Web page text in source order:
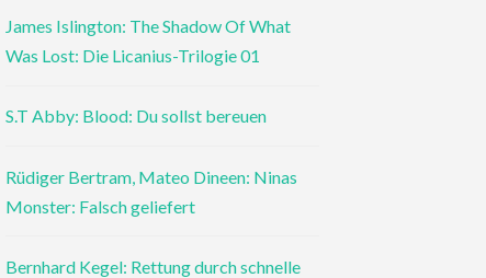
James Islington: The Shadow Of What
Was Lost: Die Licanius-Trilogie 01
S.T Abby: Blood: Du sollst bereuen
Rüdiger Bertram, Mateo Dineen: Ninas
Monster: Falsch geliefert
Bernhard Kegel: Rettung durch schnelle